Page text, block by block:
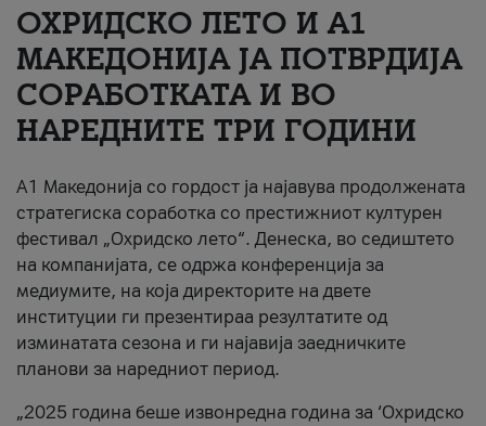
#ПодобарОнлајн
ОХРИДСКО ЛЕТО И A1
МАКЕДОНИЈА ЈА ПОТВРДИЈА
СОРАБОТКАТА И ВО
НАРЕДНИТЕ ТРИ ГОДИНИ
A1 Македонија со гордост ја најавува продолжената
стратегиска соработка со престижниот културен
фестивал „Охридско лето“. Денеска, во седиштето
на компанијата, се одржа конференција за
медиумите, на која директорите на двете
институции ги презентираа резултатите од
изминатата сезона и ги најавија заедничките
планови за наредниот период.
„2025 година беше извонредна година за ‘Охридско